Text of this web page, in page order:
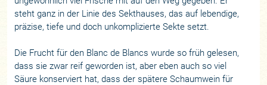
steht ganz in der Linie des Sekthauses, das auf lebendige,
präzise, tiefe und doch unkomplizierte Sekte setzt.
Die Frucht für den Blanc de Blancs wurde so früh gelesen,
dass sie zwar reif geworden ist, aber eben auch so viel
Säure konserviert hat, dass der spätere Schaumwein für